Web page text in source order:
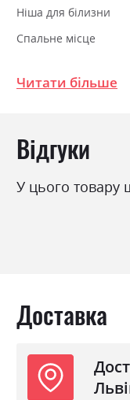
Ніша для білизни
Спальне місце
З підставкою під
Читати більше
Відгуки
У цього товару
Доставка